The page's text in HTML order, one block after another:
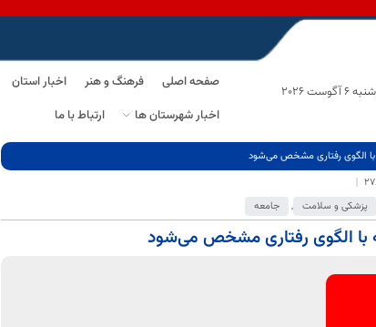
2026
صفحه اصلی فرهنگ و هنر اخبار استان
اخبار شهرستان ها
ارتباط با ما
با الگوی رفتاری مشخص می‌شود
پزشکی و سلامت , جامعه
با الگوی رفتاری مشخص می‌شود